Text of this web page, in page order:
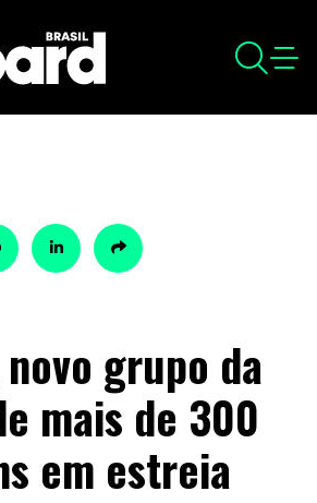
grupo da
mais de 300
em estreia